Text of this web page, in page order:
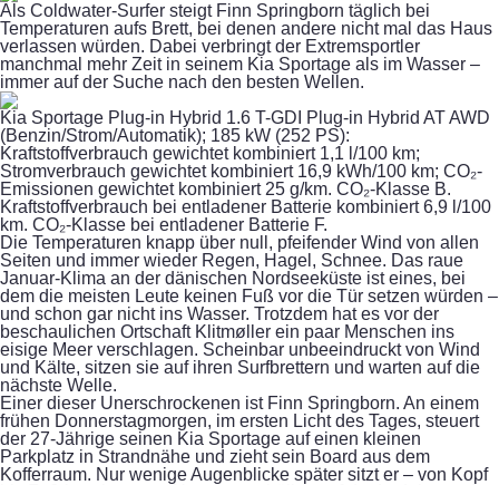
Als Coldwater-Surfer steigt Finn Springborn täglich bei
Temperaturen aufs Brett, bei denen andere nicht mal das Haus
verlassen würden. Dabei verbringt der Extremsportler
manchmal mehr Zeit in seinem Kia Sportage als im Wasser –
immer auf der Suche nach den besten Wellen.
Kia Sportage Plug-in Hybrid 1.6 T-GDI Plug-in Hybrid AT AWD
(Benzin/Strom/Automatik); 185 kW (252 PS):
Kraftstoffverbrauch gewichtet kombiniert 1,1 l/100 km;
Stromverbrauch gewichtet kombiniert 16,9 kWh/100 km; CO₂-
Emissionen gewichtet kombiniert 25 g/km. CO₂-Klasse B.
Kraftstoffverbrauch bei entladener Batterie kombiniert 6,9 l/100
km. CO₂-Klasse bei entladener Batterie F.
Die Temperaturen knapp über null, pfeifender Wind von allen
Seiten und immer wieder Regen, Hagel, Schnee. Das raue
Januar-Klima an der dänischen Nordseeküste ist eines, bei
dem die meisten Leute keinen Fuß vor die Tür setzen würden –
und schon gar nicht ins Wasser. Trotzdem hat es vor der
beschaulichen Ortschaft Klitmøller ein paar Menschen ins
eisige Meer verschlagen. Scheinbar unbeeindruckt von Wind
und Kälte, sitzen sie auf ihren Surfbrettern und warten auf die
nächste Welle.
Einer dieser Unerschrockenen ist Finn Springborn. An einem
frühen Donnerstagmorgen, im ersten Licht des Tages, steuert
der 27-Jährige seinen Kia Sportage auf einen kleinen
Parkplatz in Strandnähe und zieht sein Board aus dem
Kofferraum. Nur wenige Augenblicke später sitzt er – von Kopf